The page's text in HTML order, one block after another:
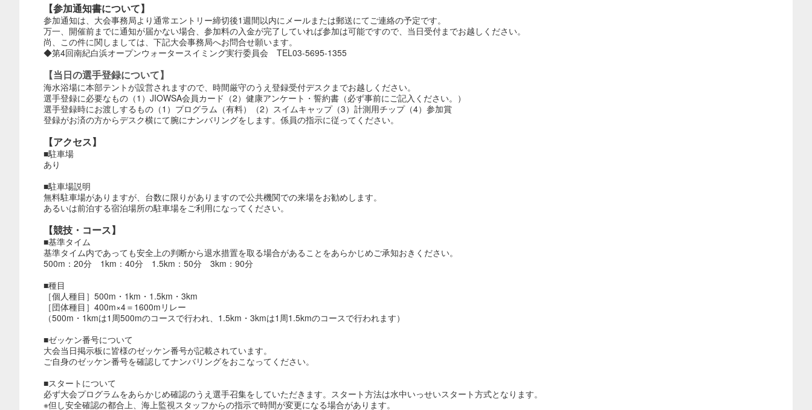
【参加通知書について】
参加通知は、大会事務局より通常エントリー締切後1週間以内にメールまたは郵送にてご連絡の予定です。
万一、開催前までに通知が届かない場合、参加料の入金が完了していれば参加は可能ですので、当日受付までお越しください。
尚、この件に関しましては、下記大会事務局へお問合せ願います。
◆第4回南紀白浜オープンウォータースイミング実行委員会 TEL03-5695-1355
【当日の選手登録について】
海水浴場に本部テントが設営されますので、時間厳守のうえ登録受付デスクまでお越しください。
選手登録に必要なもの（1）JIOWSA会員カード（2）健康アンケート・誓約書（必ず事前にご記入ください。）
選手登録時にお渡しするもの（1）プログラム（有料）（2）スイムキャップ（3）計測用チップ（4）参加賞
登録がお済の方からデスク横にて腕にナンバリングをします。係員の指示に従ってください。
【アクセス】
■駐車場
あり
■駐車場説明
無料駐車場がありますが、台数に限りがありますので公共機関での来場をお勧めします。
あるいは前泊する宿泊場所の駐車場をご利用になってください。
【競技・コース】
■基準タイム
基準タイム内であっても安全上の判断から退水措置を取る場合があることをあらかじめご承知おきください。
500m：20分 1km：40分 1.5km：50分 3km：90分
■種目
［個人種目］500m・1km・1.5km・3km
［団体種目］400m×4＝1600mリレー
（500m・1kmは1周500mのコースで行われ、1.5km・3kmは1周1.5kmのコースで行われます）
■ゼッケン番号について
大会当日掲示板に皆様のゼッケン番号が記載されています。
ご自身のゼッケン番号を確認してナンバリングをおこなってください。
■スタートについて
必ず大会プログラムをあらかじめ確認のうえ選手召集をしていただきます。スタート方法は水中いっせいスタート方式となります。
※但し安全確認の都合上、海上監視スタッフからの指示で時間が変更になる場合があります。